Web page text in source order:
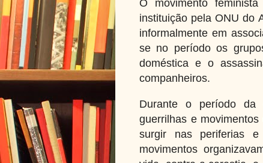
O movimento
instituição pela ONU do
informalmente em
se no período os
doméstica e o
companheiros.
Durante o período da
guerrilhas e
surgir nas periferias
movimentos